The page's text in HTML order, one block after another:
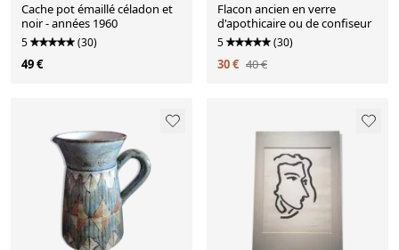
Cache pot émaillé céladon et
noir - années 1960
5 (30)
49 €
Flacon ancien en verre
d'apothicaire ou de confiseur
5 (30)
30 € 40 €